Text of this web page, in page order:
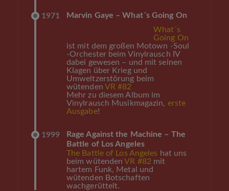
1971
Marvin Gaye – What´s Going On
What´s
Going On
ist mit dem großen Motown -Soul
-Orchester beim Vinylrausch IV
dabei gewesen – und mit seinen
Klagen über Krieg und
Umweltzerstörung beim
wütenden VR #82
Mehr zu diesem Album im
Vinylrausch Musikmagazin, erste
Ausgabe!
1999
Rage Against the Machine – The
Battle of Los Angeles
The Battle of Los Angeles hat uns
beim wütendenVR #82 mit
hartem Funk, Metal und
wütenden Botschaften
wachgerüttelt.